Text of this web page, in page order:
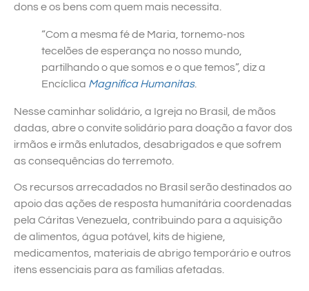
dons e os bens com quem mais necessita.
“Com a mesma fé de Maria, tornemo-nos
tecelões de esperança no nosso mundo,
partilhando o que somos e o que temos”, diz a
Encíclica Magnifica Humanitas.
Nesse caminhar solidário, a Igreja no Brasil, de mãos
dadas, abre o convite solidário para doação a favor dos
irmãos e irmãs enlutados, desabrigados e que sofrem
as consequências do terremoto.
Os recursos arrecadados no Brasil serão destinados ao
apoio das ações de resposta humanitária coordenadas
pela Cáritas Venezuela, contribuindo para a aquisição
de alimentos, água potável, kits de higiene,
medicamentos, materiais de abrigo temporário e outros
itens essenciais para as famílias afetadas.